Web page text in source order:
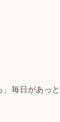
毎日があっと